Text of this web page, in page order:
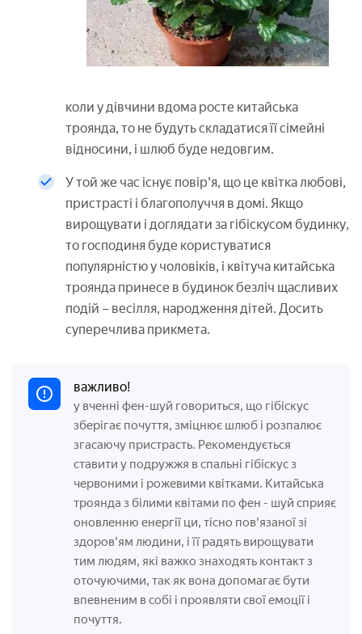
коли у дівчини вдома росте китайська
троянда, то не будуть складатися її сімейні
відносини, і шлюб буде недовгим.
У той же час існує повір'я, що це квітка любові,
пристрасті і благополуччя в домі. Якщо
вирощувати і доглядати за гібіскусом будинку,
то господиня буде користуватися
популярністю у чоловіків, і квітуча китайська
троянда принесе в будинок безліч щасливих
подій – весілля, народження дітей. Досить
суперечлива прикмета.
важливо!
у вченні фен-шуй говориться, що гібіскус
зберігає почуття, зміцнює шлюб і розпалює
згасаючу пристрасть. Рекомендується
ставити у подружжя в спальні гібіскус з
червоними і рожевими квітками. Китайська
троянда з білими квітами по фен - шуй сприяє
оновленню енергії ци, тісно пов'язаної зі
здоров'ям людини, і її радять вирощувати
тим людям, які важко знаходять контакт з
оточуючими, так як вона допомагає бути
впевненим в собі і проявляти свої емоції і
почуття.